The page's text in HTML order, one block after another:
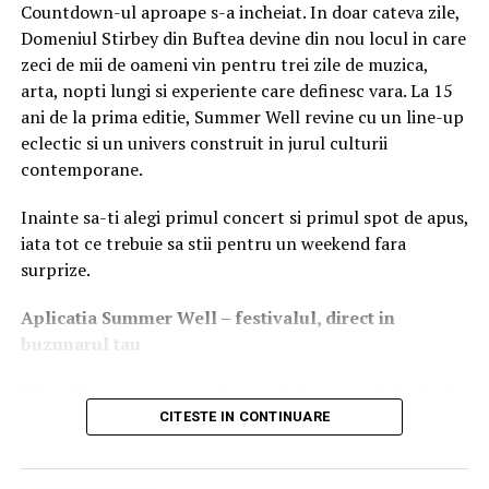
astfel încât tu să te poți concentra pe creșterea afacerii
tale.Contactează-ne astăziși transformă-ți ideile în
realitate!
ARTICOLE PE ACEIASI TEMA:
URMATORUL
Noua carte a lui Yuval Noah Harari, una dintre cele mai
așteptate lansări ale anului, disponibilă în România pe
NU RATATI
HONOR câștigă 39 de premii media la IFA 2024
2. Competențele digitale: De la
utilizare de bază la instrumente
profesionale
Într-o lume interconectată, alfabetizarea digitală a
devenit la fel de importantă ca scrisul sau cititul.
navigheze pe internet, ci tineri capabili să utilizeze
instrumente digitale specifice meseriei lor:
Instrumente digitale esențiale la
locul de muncă
Sisteme de gestionare și scanare:Utilizarea
terminalelor mobile și a scannerelor de coduri de
Countdown-ul aproape s-a incheiat. In doar cateva zile,
Domeniul Stirbey din Buftea devine din nou locul in care
zeci de mii de oameni vin pentru trei zile de muzica,
arta, nopti lungi si experiente care definesc vara. La 15
ani de la prima editie, Summer Well revine cu un line-up
eclectic si un univers construit in jurul culturii
contemporane.
Inainte sa-ti alegi primul concert si primul spot de apus,
iata tot ce trebuie sa stii pentru un weekend fara
surprize.
Aplicatia Summer Well– festivalul, direct in
buzunarul tau
Primul lucru pe care merita sa-l faci inainte de festival
este sa descarci aplicatia Summer Well, disponibila in
CITESTE IN CONTINUARE